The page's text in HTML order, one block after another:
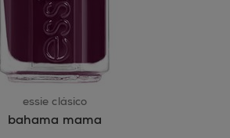
essie clásico
bahama mama